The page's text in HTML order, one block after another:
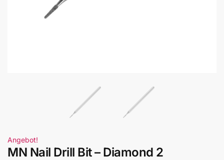
Angebot!
MN Nail Drill Bit – Diamond 2